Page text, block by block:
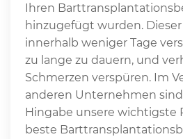
Ihren
hinzugefügt wurden.
innerhalb weniger Tage
zu lange zu dauern, und
Schmerzen verspüren. Im
anderen Unternehmen
Hingabe unsere wichtigste
beste